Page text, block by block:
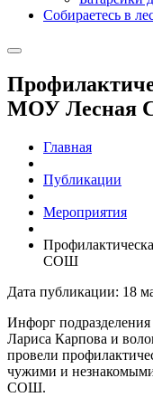
Собираетесь в
МОУ Лесная
Главная
Публикации
Мероприятия
СОШ
Дата публикации: 18
Инфорг
Лариса Карпова и
провели
чужими и
СОШ.